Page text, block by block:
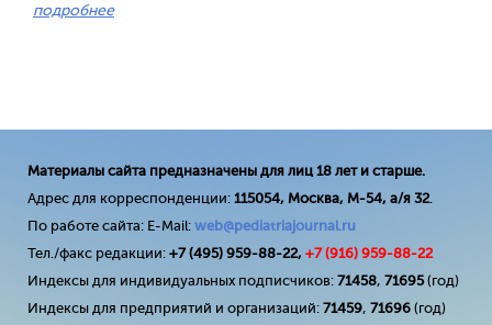
подробнее
Материалы сайта предназначены для лиц 18 лет и старше.
Адрес для корреспонденции: 115054, Москва, М-54, а/я 32.
По работе сайта: E-Mail: web@pediatriajournal.ru
Тел./факс редакции: +7 (495) 959-88-22, +7 (916) 959-88-22
Индексы для индивидуальных подписчиков: 71458, 71695(год)
Индексы для предприятий и организаций: 71459, 71696 (год)